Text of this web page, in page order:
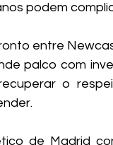
podem
entre
palco com
o
de Madrid